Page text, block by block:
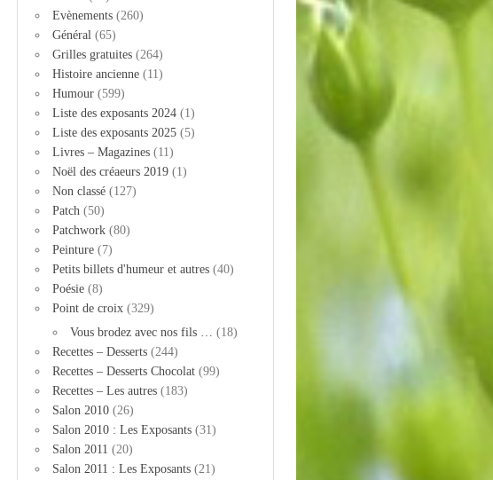
Evènements (260)
Général (65)
Grilles gratuites (264)
Histoire ancienne (11)
Humour (599)
Liste des exposants 2024 (1)
Liste des exposants 2025 (5)
Livres – Magazines (11)
Noël des créaeurs 2019 (1)
Non classé (127)
Patch (50)
Patchwork (80)
Peinture (7)
Petits billets d'humeur et autres (40)
Poésie (8)
Point de croix (329)
Vous brodez avec nos fils …
(18)
Recettes – Desserts (244)
Recettes – Desserts Chocolat (99)
Recettes – Les autres (183)
Salon 2010 (26)
Salon 2010 : Les Exposants (31)
Salon 2011 (20)
Salon 2011 : Les Exposants (21)